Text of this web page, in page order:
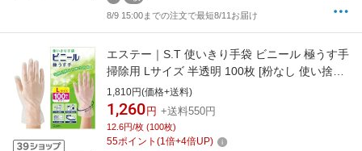
8/9 15:00までの注文で最短8/11お届け
エステー｜S.T 使いきり手袋 ビニール 極うす手
掃除用 Lサイズ 半透明 100枚 [粉なし 使い捨て
手袋 左右両用タイプ トイレ掃除 カビ取り 漂白
剤の使用時 キッチン掃除 介護 使い捨て] 半透明
1,810円(価格+送料)
1,260 円 +送料550円
12.6円/枚 (100枚)
55ポイント (1倍+4倍UP)